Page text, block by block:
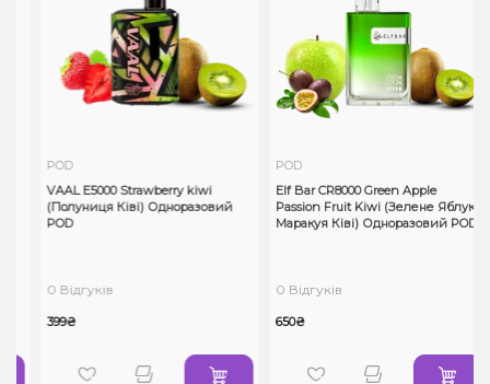
POD
VAAL E5000 Strawberry kiwi
(Полуниця Ківі) Одноразовий
POD
0 Відгуків
399₴
POD
Elf Bar CR8000 Green Apple
Passion Fruit Kiwi (Зелене Яблуко
Маракуя Ківі) Одноразовий POD
0 Відгуків
650₴